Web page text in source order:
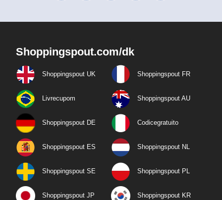
Shoppingspout.com/dk
Shoppingspout UK Shoppingspout FR
Livrecupom Shoppingspout AU
Shoppingspout DE Codicegratuito
Shoppingspout ES Shoppingspout NL
Shoppingspout SE Shoppingspout PL
Shoppingspout JP Shoppingspout KR